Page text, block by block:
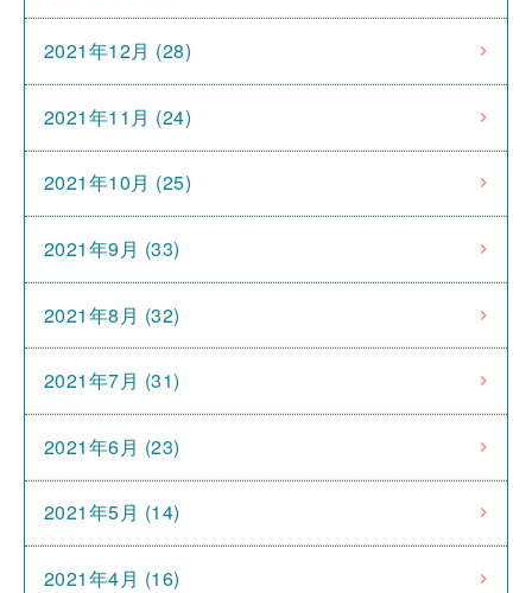
2021年12月 (28)
2021年11月 (24)
2021年10月 (25)
2021年9月 (33)
2021年8月 (32)
2021年7月 (31)
2021年6月 (23)
2021年5月 (14)
2021年4月 (16)